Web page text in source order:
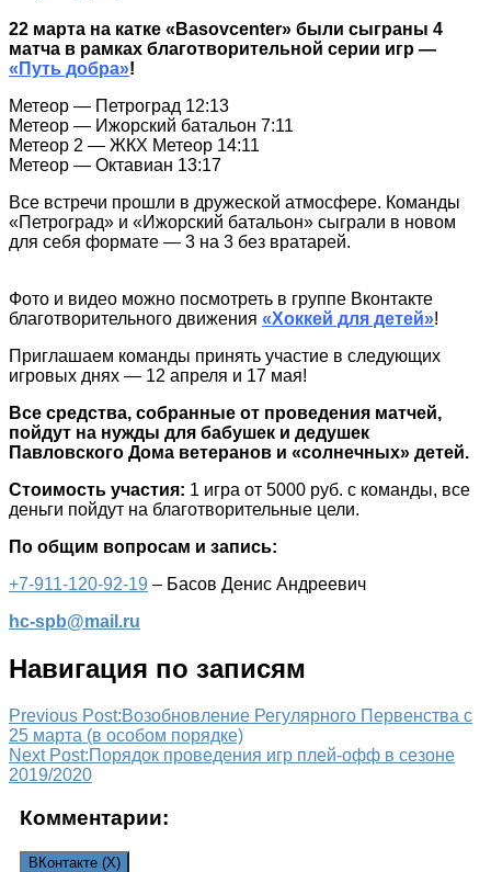
22 марта на катке «Basovcenter» были сыграны 4
матча в рамках благотворительной серии игр —
«Путь добра»!
Метеор — Петроград 12:13
Метеор — Ижорский батальон 7:11
Метеор 2 — ЖКХ Метеор 14:11
Метеор — Октавиан 13:17
Все встречи прошли в дружеской атмосфере. Команды
«Петроград» и «Ижорский батальон» сыграли в новом
для себя формате — 3 на 3 без вратарей.
Фото и видео можно посмотреть в группе Вконтакте
благотворительного движения «Хоккей для детей»!
Приглашаем команды принять участие в следующих
игровых днях — 12 апреля и 17 мая!
Все средства, собранные от проведения матчей,
пойдут на нужды для бабушек и дедушек
Павловского Дома ветеранов и «солнечных» детей.
Стоимость участия: 1 игра от 5000 руб. с команды, все
деньги пойдут на благотворительные цели.
По общим вопросам и запись:
+7-911-120-92-19 – Басов Денис Андреевич
hc-spb@mail.ru
Навигация по записям
Previous Post:Возобновление Регулярного Первенства с
25 марта (в особом порядке)
Next Post:Порядок проведения игр плей-офф в сезоне
2019/2020
Комментарии:
ВКонтакте (X)